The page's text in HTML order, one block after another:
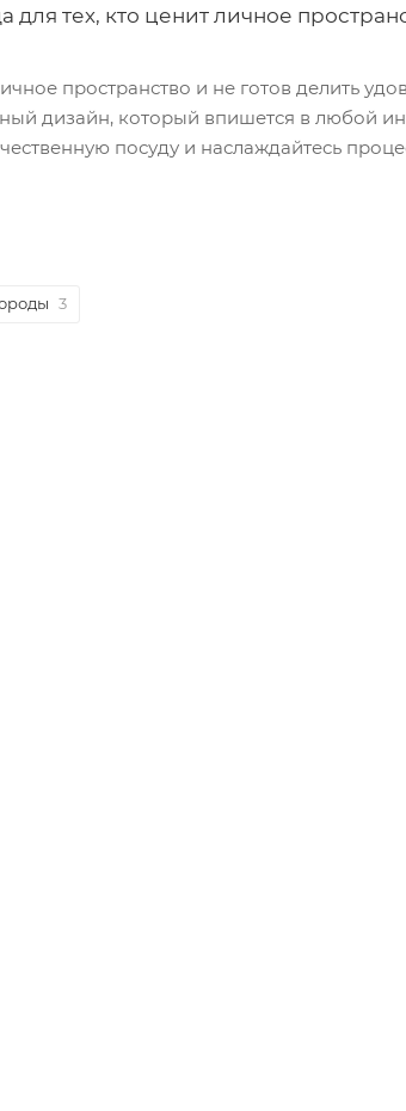
для тех, кто ценит личное
пространство и не готов делить
дизайн, который впишется в любой
посуду и наслаждайтесь
3